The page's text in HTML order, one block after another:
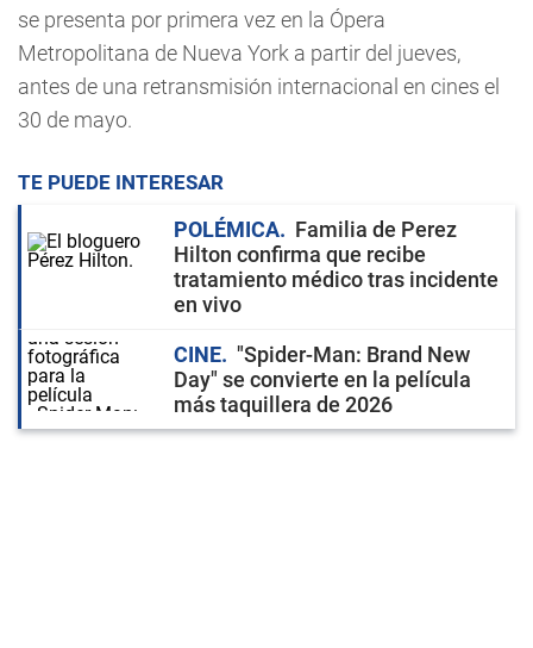
se presenta por primera vez en la Ópera
Metropolitana de Nueva York a partir del jueves,
antes de una retransmisión internacional en cines el
30 de mayo.
TE PUEDE INTERESAR
POLÉMICA
Familia de Perez
Hilton confirma que recibe
tratamiento médico tras incidente
en vivo
CINE
"Spider-Man: Brand New
Day" se convierte en la película
más taquillera de 2026